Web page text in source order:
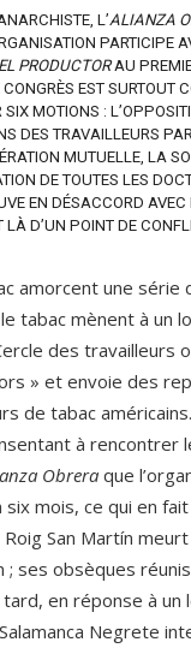
L’ALIANZA
PARTICIPE
EL PRODUCTORAU
EST SURTOUT
MOTIONS :
DES TRAVAILLEURS
MUTUELLE, LA
DE TOUTES LES
EN DÉSACCORD AVEC
D’UN POINT DE
amorcent une série
tabac mènent à un
des travailleurs
» et envoie des
de tabac
à rencontrer
Obreraque
mois, ce qui en fait
San Martín
ses obsèques
en réponse à un
Negrete